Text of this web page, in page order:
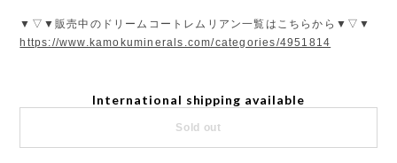
▼▽▼販売中のドリームコートレムリアン一覧はこちらから▼▽▼
https://www.kamokuminerals.com/categories/4951814
International shipping available
Sold out